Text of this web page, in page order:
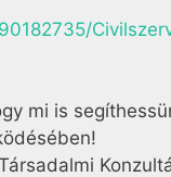
mi is